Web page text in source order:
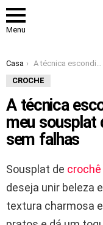
Menu
Você está aqui:
Casa
A técnica escondida que garantiu o meu sousplat de crochê perfeito e sem falhas
CROCHE
A técnica
meu sousplat
sem falhas
Sousplat de crochê
deseja unir beleza
textura charmosa